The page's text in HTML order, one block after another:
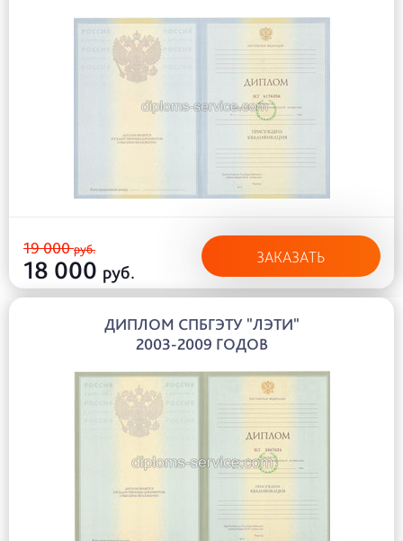
19 000руб.
18 000 руб.
ЗАКАЗАТЬ
ДИПЛОМ СПБГЭТУ "ЛЭТИ"
2003-2009 ГОДОВ